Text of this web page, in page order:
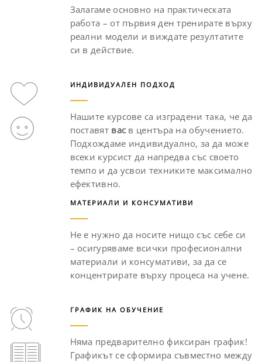
Залагаме основно на практическата
работа – от първия ден тренирате върху
реални модели и виждате резултатите
си в действие.
ИНДИВИДУАЛЕН ПОДХОД
Нашите курсове са изградени така, че да
поставят васв центъра на обучението.
Подхождаме индивидуално, за да може
всеки курсист да напредва със своето
темпо и да усвои техниките максимално
ефективно.
МАТЕРИАЛИ И КОНСУМАТИВИ
Не е нужно да носите нищо със себе си
– осигуряваме всички професионални
материали и консумативи, за да се
концентрирате върху процеса на учене.
ГРАФИК НА ОБУЧЕНИЕ
Няма предварително фиксиран график!
Графикът се сформира съвместно между